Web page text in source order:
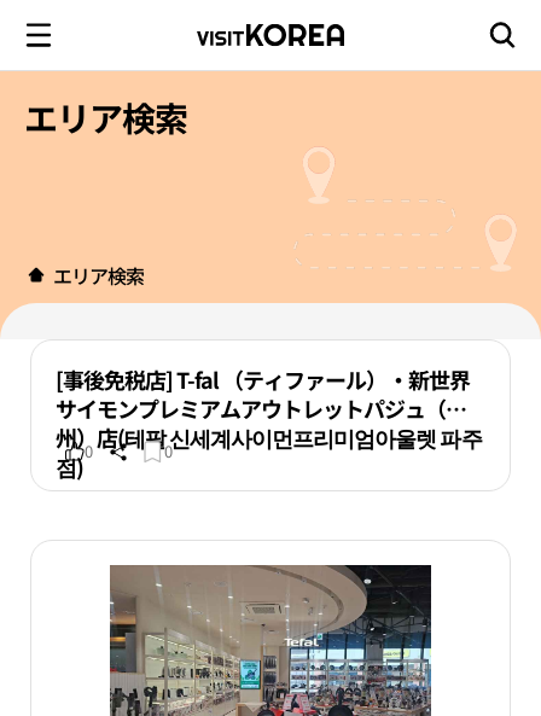
エリア検索
エリア検索
[事後免税店] T-fal （ティファール）・新世界
サイモンプレミアムアウトレットパジュ（坡
州）店(테팔 신세계사이먼프리미엄아울렛 파주
점)0 0